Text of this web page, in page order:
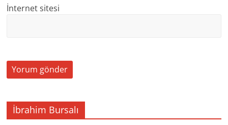
İnternet sitesi
İbrahim Bursalı